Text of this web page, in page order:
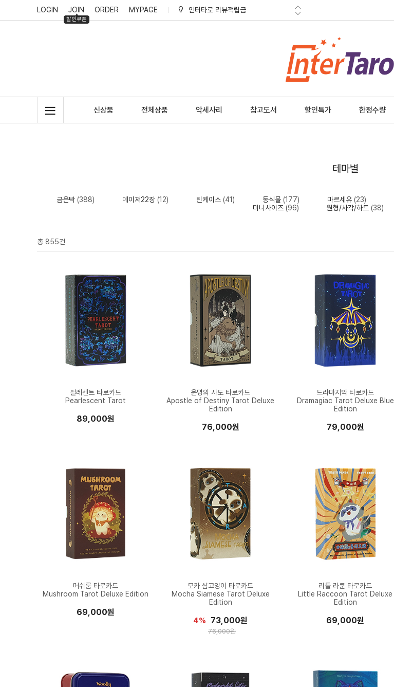
LOGIN JOIN
할인쿠폰
ORDER MYPAGE
인터타로 리뷰적립금
신상품 전체상품 악세사리 참고도서 할인특가 한정수량
테마별
금은박 (388) 메이저22장 (12) 틴케이스 (41) 동식물 (177) 마르세유 (23)
미니사이즈 (96) 원형/사각/하트 (38)
총 855건
펄레센트 타로카드
Pearlescent Tarot
89,000원
운명의 사도 타로카드
Apostle of Destiny Tarot Deluxe
Edition
76,000원
드라마지악 타로카드
Dramagiac Tarot Deluxe Blue
Edition
79,000원
머쉬룸 타로카드
Mushroom Tarot Deluxe Edition
69,000원
모카 샴고양이 타로카드
Mocha Siamese Tarot Deluxe
Edition
4% 73,000원
76,000원
리틀 라쿤 타로카드
Little Raccoon Tarot Deluxe
Edition
69,000원